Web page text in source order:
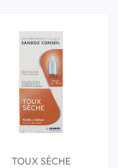
TOUX SÈCHE